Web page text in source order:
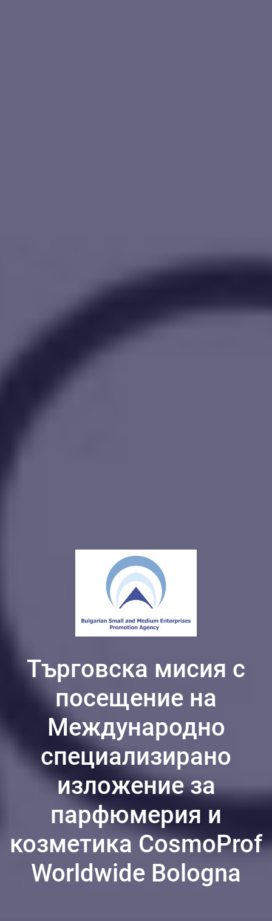
Търговска мисия с
посещение на
Международно
специализирано
изложение за
парфюмерия и
козметика CosmoProf
Worldwide Bologna